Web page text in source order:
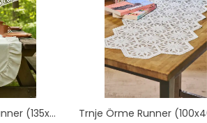
Charlotte Keten Runner (135x45 cm)